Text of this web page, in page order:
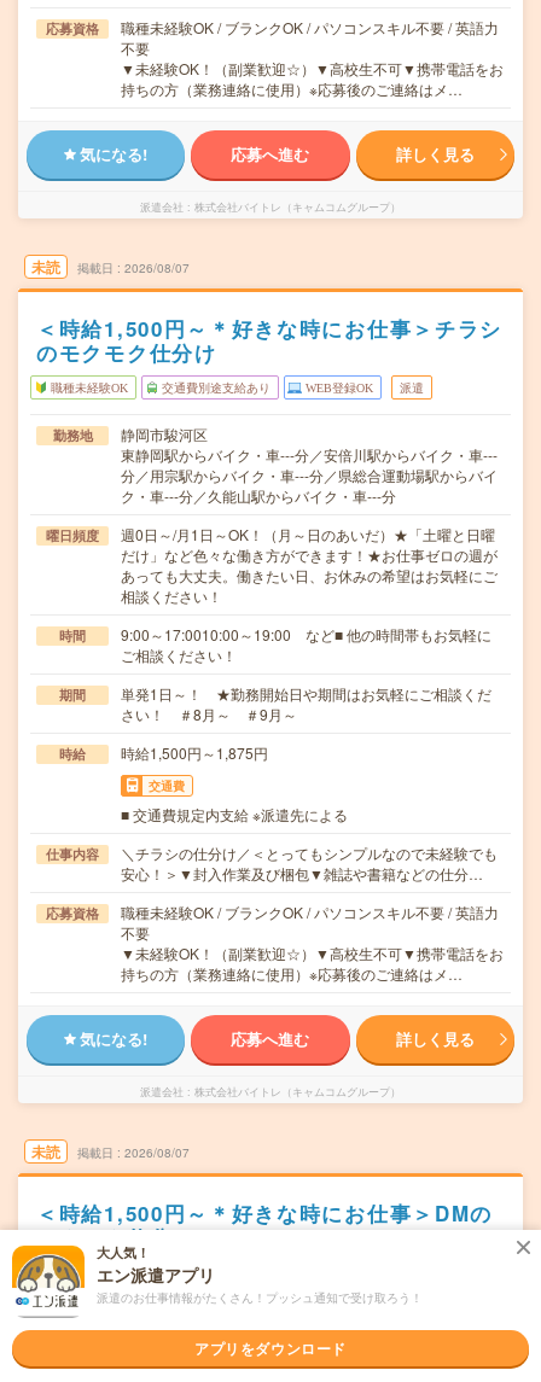
応募資格
職種未経験OK / ブランクOK / パソコンスキル不要 / 英語力
不要
▼未経験OK！（副業歓迎☆）▼高校生不可▼携帯電話をお
持ちの方（業務連絡に使用）※応募後のご連絡はメ…
気になる! 応募へ進む 詳しく見る
派遣会社 株式会社バイトレ（キャムコムグループ）
未読 掲載日 2026/08/07
＜時給1,500円～＊好きな時にお仕事＞チラシ
のモクモク仕分け
職種未経験OK 交通費別途支給あり WEB登録OK 派遣
勤務地
静岡市駿河区
東静岡駅からバイク・車---分／安倍川駅からバイク・車---
分／用宗駅からバイク・車---分／県総合運動場駅からバイ
ク・車---分／久能山駅からバイク・車---分
曜日頻度
週0日～/月1日～OK！（月～日のあいだ）★「土曜と日曜
だけ」など色々な働き方ができます！★お仕事ゼロの週が
あっても大丈夫。働きたい日、お休みの希望はお気軽にご
相談ください！
時間
9:00～17:0010:00～19:00 など■ 他の時間帯もお気軽に
ご相談ください！
期間
単発1日～！ ★勤務開始日や期間はお気軽にご相談くだ
さい！ ＃8月～ ＃9月～
時給 時給1,500円～1,875円
交通費
■ 交通費規定内支給 ※派遣先による
仕事内容
＼チラシの仕分け／＜とってもシンプルなので未経験でも
安心！＞▼封入作業及び梱包▼雑誌や書籍などの仕分…
応募資格
職種未経験OK / ブランクOK / パソコンスキル不要 / 英語力
不要
▼未経験OK！（副業歓迎☆）▼高校生不可▼携帯電話をお
持ちの方（業務連絡に使用）※応募後のご連絡はメ…
気になる! 応募へ進む 詳しく見る
派遣会社 株式会社バイトレ（キャムコムグループ）
未読 掲載日 2026/08/07
＜時給1,500円～＊好きな時にお仕事＞DMの
モクモク仕分け
職種未経験OK 交通費別途支給あり
勤務地
浜松駅からバイク・車---分／新浜松駅からバイク・車---分
／遠州病院駅からバイク・車---分／自動車学校前駅からバ
大人気！
エン派遣アプリ
派遣のお仕事情報がたくさん！プッシュ通知で受け取ろう！
アプリをダウンロード